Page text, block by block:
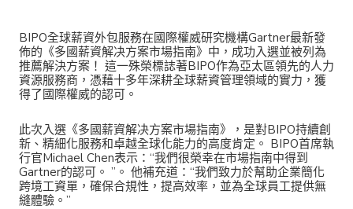
BIPO全球薪資外包服務在國際權威研究機構Gartner最新發
佈的《多國薪資解决方案市場指南》中，成功入選並被列為
推薦解決方案！ 這一殊榮標誌著BIPO作為亞太區領先的人力
資源服務商，憑藉十多年深耕全球薪資管理領域的實力，獲
得了國際權威的認可。
此次入選《多國薪資解决方案市場指南》，是對BIPO持續創
新、精細化服務和卓越全球化能力的高度肯定。 BIPO首席執
行官Michael Chen表示：“我們很榮幸在市場指南中得到
Gartner的認可。 ”。 他補充道：“我們致力於幫助企業簡化
跨境工資單，確保合規性，提高效率，並為全球員工提供無
縫體驗。”